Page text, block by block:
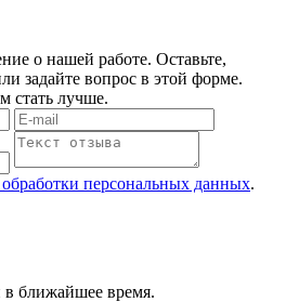
о нашей работе. Оставьте,
задайте вопрос в этой форме.
стать лучше.
персональных данных.
в ближайшее время.